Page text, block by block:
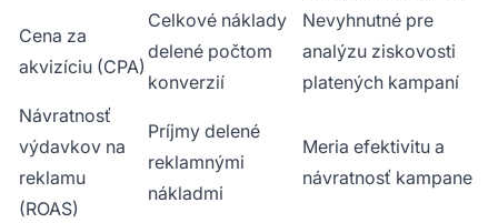
Cena za
akvizíciu (CPA)
Celkové náklady
delené počtom
konverzií
Nevyhnutné pre
analýzu ziskovosti
platených kampaní
Návratnosť
výdavkov na
reklamu
(ROAS)
Príjmy delené
reklamnými
nákladmi
Meria efektivitu a
návratnosť kampane